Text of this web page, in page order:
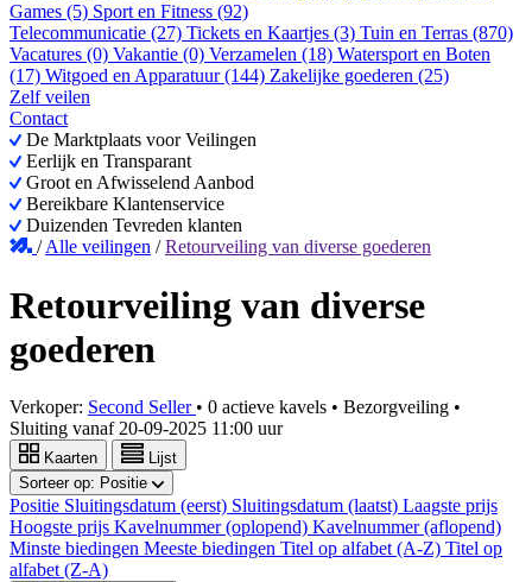
Games (5) Sport en Fitness (92)
Telecommunicatie (27) Tickets en Kaartjes (3) Tuin en Terras (870)
Vacatures (0) Vakantie (0) Verzamelen (18) Watersport en Boten
(17) Witgoed en Apparatuur (144) Zakelijke goederen (25)
Zelf veilen
Contact
De Marktplaats voor Veilingen
Eerlijk en Transparant
Groot en Afwisselend Aanbod
Bereikbare Klantenservice
Duizenden Tevreden klanten
/Alle veilingen /Retourveiling van diverse goederen
Retourveiling van diverse
goederen
Verkoper: Second Seller • 0 actieve kavels • Bezorgveiling •
Sluiting vanaf 20-09-2025 11:00 uur
Kaarten
Lijst
Sorteer op: Positie
Positie Sluitingsdatum (eerst) Sluitingsdatum (laatst) Laagste prijs
Hoogste prijs Kavelnummer (oplopend) Kavelnummer (aflopend)
Minste biedingen Meeste biedingen Titel op alfabet (A-Z) Titel op
alfabet (Z-A)